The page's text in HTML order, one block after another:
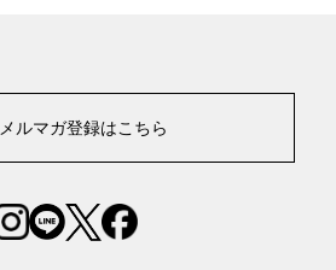
メルマガ登録はこちら